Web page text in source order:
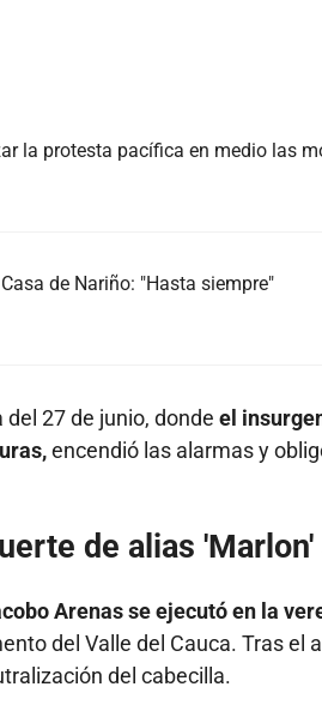
la protesta pacífica en medio las
de Nariño: "Hasta siempre"
27 de junio, donde el
encendió las alarmas y
de alias
Arenas se ejecutó en la
del Valle del Cauca. Tras el
del cabecilla.